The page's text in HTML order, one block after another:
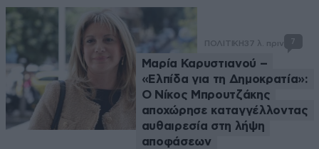
ΠΟΛΙΤΙΚΗ37 λ. πριν 7
Μαρία Καρυστιανού –
«Ελπίδα για τη Δημοκρατία»:
Ο Νίκος Μπρουτζάκης
αποχώρησε καταγγέλλοντας
αυθαιρεσία στη λήψη
αποφάσεων